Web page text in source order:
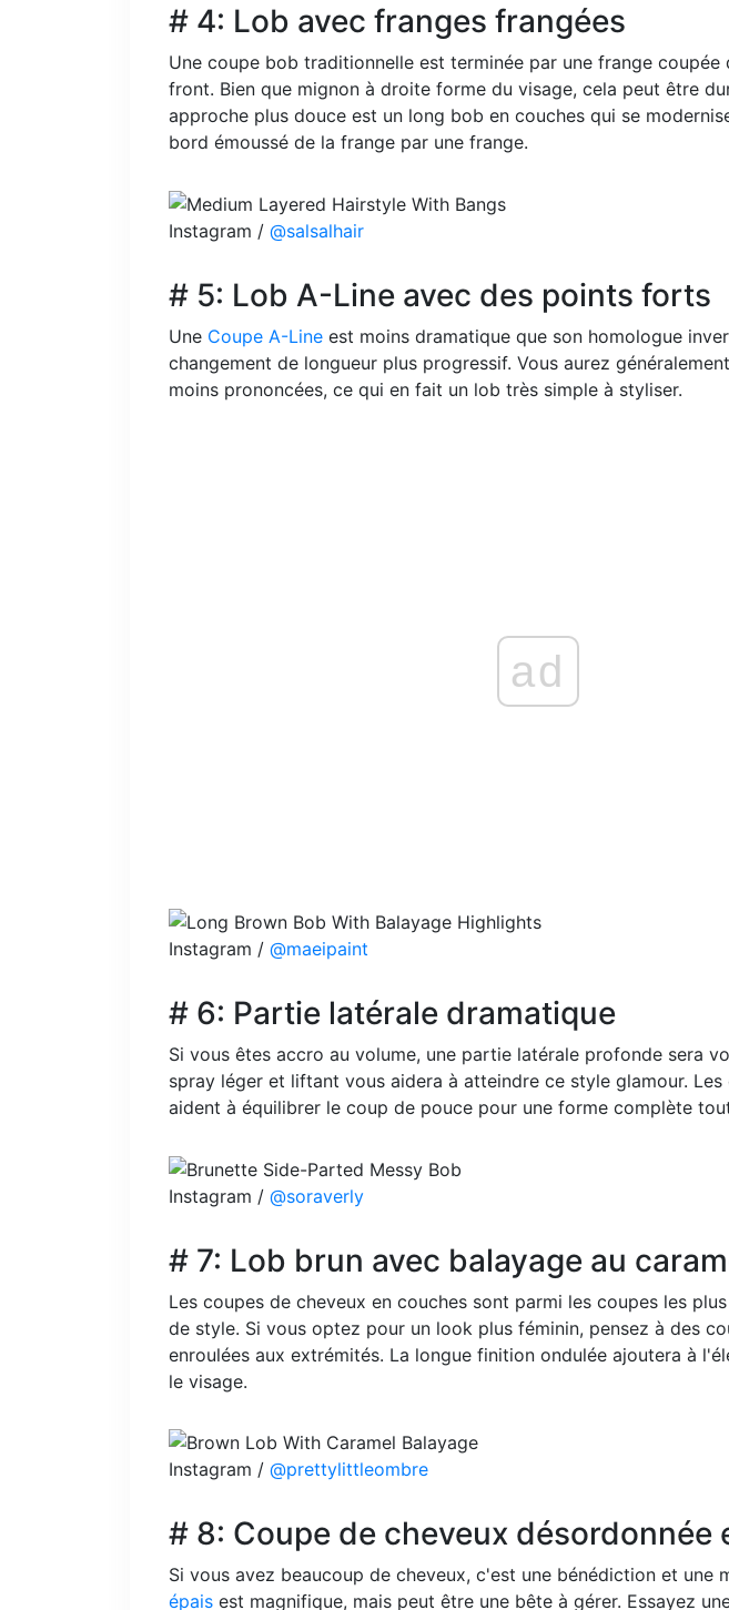
# 4: Lob avec franges frangées
Une coupe bob traditionnelle est terminée par une frange coupée
front. Bien que mignon à droite forme du visage, cela peut être
approche plus douce est un long bob en couches qui se
bord émoussé de la frange par une frange.
Instagram / @salsalhair
# 5: Lob A-Line avec des points forts
Une Coupe A-Line est moins dramatique que son homologue
changement de longueur plus progressif. Vous aurez
moins prononcées, ce qui en fait un lob très simple à styliser.
ad
Instagram / @maeipaint
# 6: Partie latérale dramatique
Si vous êtes accro au volume, une partie latérale profonde sera
spray léger et liftant vous aidera à atteindre ce style glamour. Les
aident à équilibrer le coup de pouce pour une forme complète
Instagram / @soraverly
# 7: Lob brun avec balayage au
Les coupes de cheveux en couches sont parmi les coupes les
de style. Si vous optez pour un look plus féminin, pensez à des
enroulées aux extrémités. La longue finition ondulée ajoutera à
le visage.
Instagram / @prettylittleombre
# 8: Coupe de cheveux désordonnée
Si vous avez beaucoup de cheveux, c'est une bénédiction et une
épais est magnifique, mais peut être une bête à gérer. Essayez